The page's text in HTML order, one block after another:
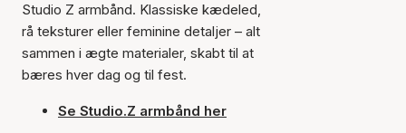
Studio Z armbånd. Klassiske kædeled,
rå teksturer eller feminine detaljer – alt
sammen i ægte materialer, skabt til at
bæres hver dag og til fest.
Se Studio.Z armbånd her